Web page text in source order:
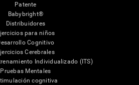
Patente
Babybright®
Distribuidores
para niños
Cognitivo
Cerebrales
Individualizado (ITS)
Pruebas Mentales
cognitiva